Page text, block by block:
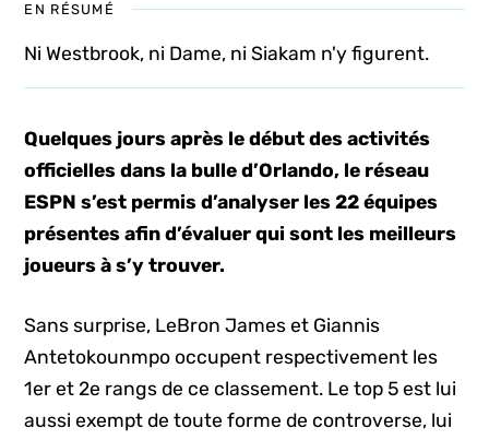
EN RÉSUMÉ
Ni Westbrook, ni Dame, ni Siakam n'y figurent.
Quelques jours après le début des activités
officielles dans la bulle d’Orlando, le réseau
ESPN s’est permis d’analyser les 22 équipes
présentes afin d’évaluer qui sont les meilleurs
joueurs à s’y trouver.
Sans surprise, LeBron James et Giannis
Antetokounmpo occupent respectivement les
1er et 2e rangs de ce classement. Le top 5 est lui
aussi exempt de toute forme de controverse, lui